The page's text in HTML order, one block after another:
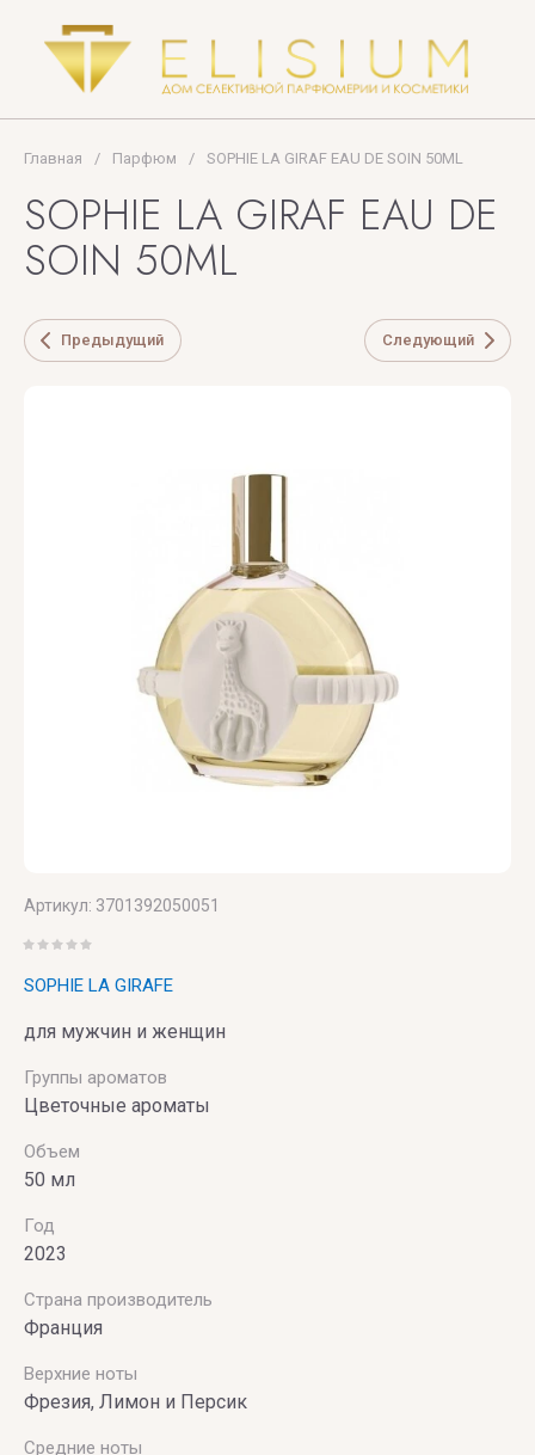
Главная / Парфюм / SOPHIE LA GIRAF EAU DE SOIN 50ML
SOPHIE LA GIRAF EAU DE
SOIN 50ML
Предыдущий Следующий
Артикул: 3701392050051
SOPHIE LA GIRAFE
для мужчин и женщин
Группы ароматов
Цветочные ароматы
Объем
50 мл
Год
2023
Страна производитель
Франция
Верхние ноты
Фрезия, Лимон и Персик
Средние ноты
PRADA
PREMIERE
NOTE
MILANO
The
Thomas
Kosmala
Tiziana
Terenzi
UNIQUE'E
LUXURY
V
V
Canto
VALMONT
Versace
Secret
VIKTOR
Camuto
X
Xerjoff
Y
Yves
Saint
Laurent